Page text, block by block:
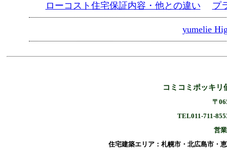
ローコスト住宅保証内容・他との違い プ
yumelie
コミコミポッキ
〒
TEL011-711-
営
住宅建築エリア：札幌市・北広島市・